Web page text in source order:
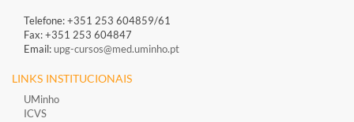
Telefone: +351 253 604859/61
Fax: +351 253 604847
Email:upg-cursos@med.uminho.pt
LINKS INSTITUCIONAIS
UMinho
ICVS